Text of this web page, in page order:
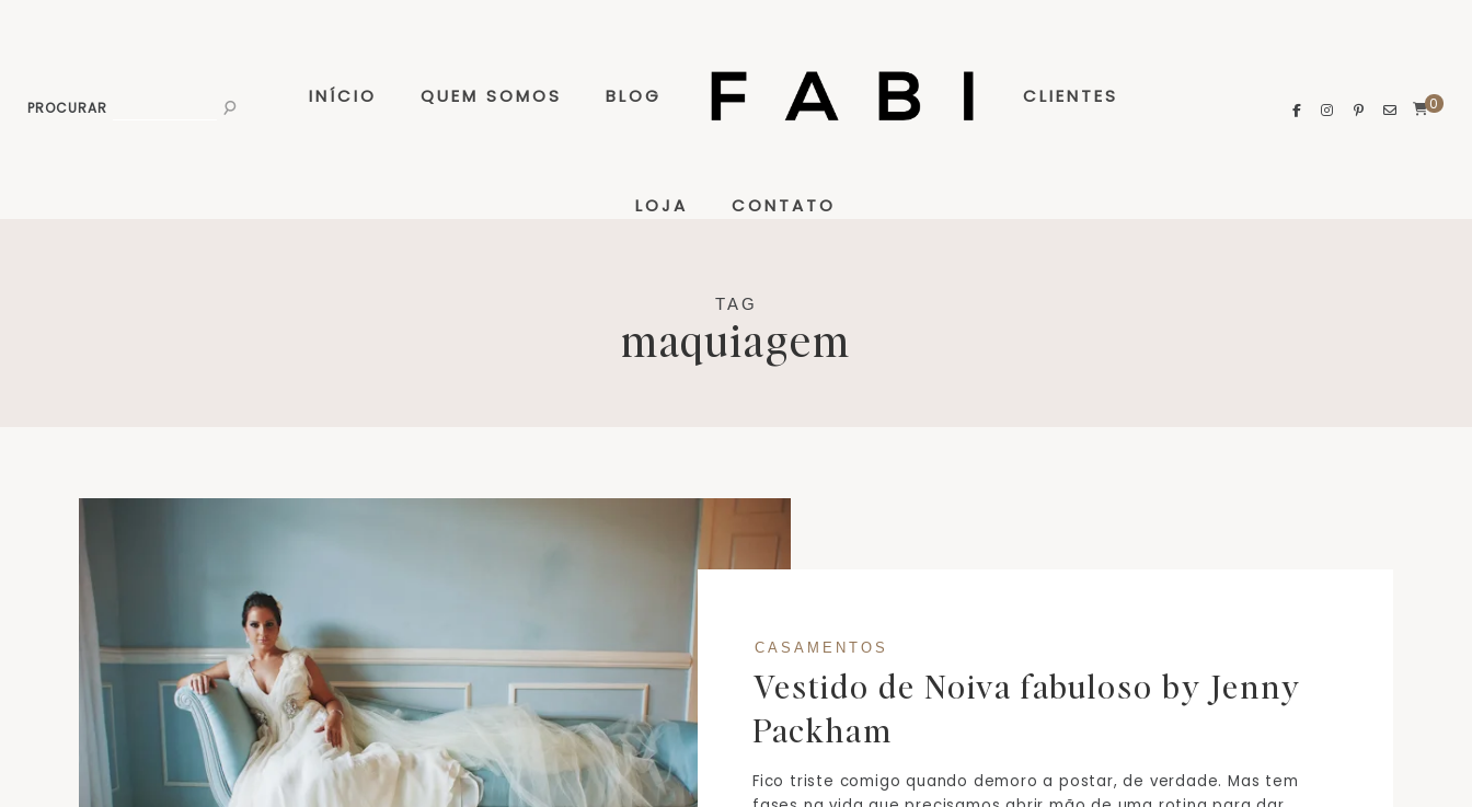
PROCURAR
INÍCIO QUEM SOMOS BLOG CLIENTES
LOJA CONTATO
0
TAG
maquiagem
CASAMENTOS
Vestido de Noiva fabuloso by Jenny
Packham
Fico triste comigo quando demoro a postar, de verdade. Mas tem